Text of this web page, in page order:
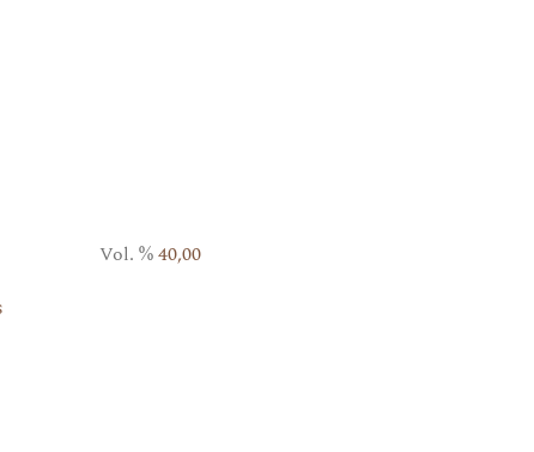
Vol. %40,00